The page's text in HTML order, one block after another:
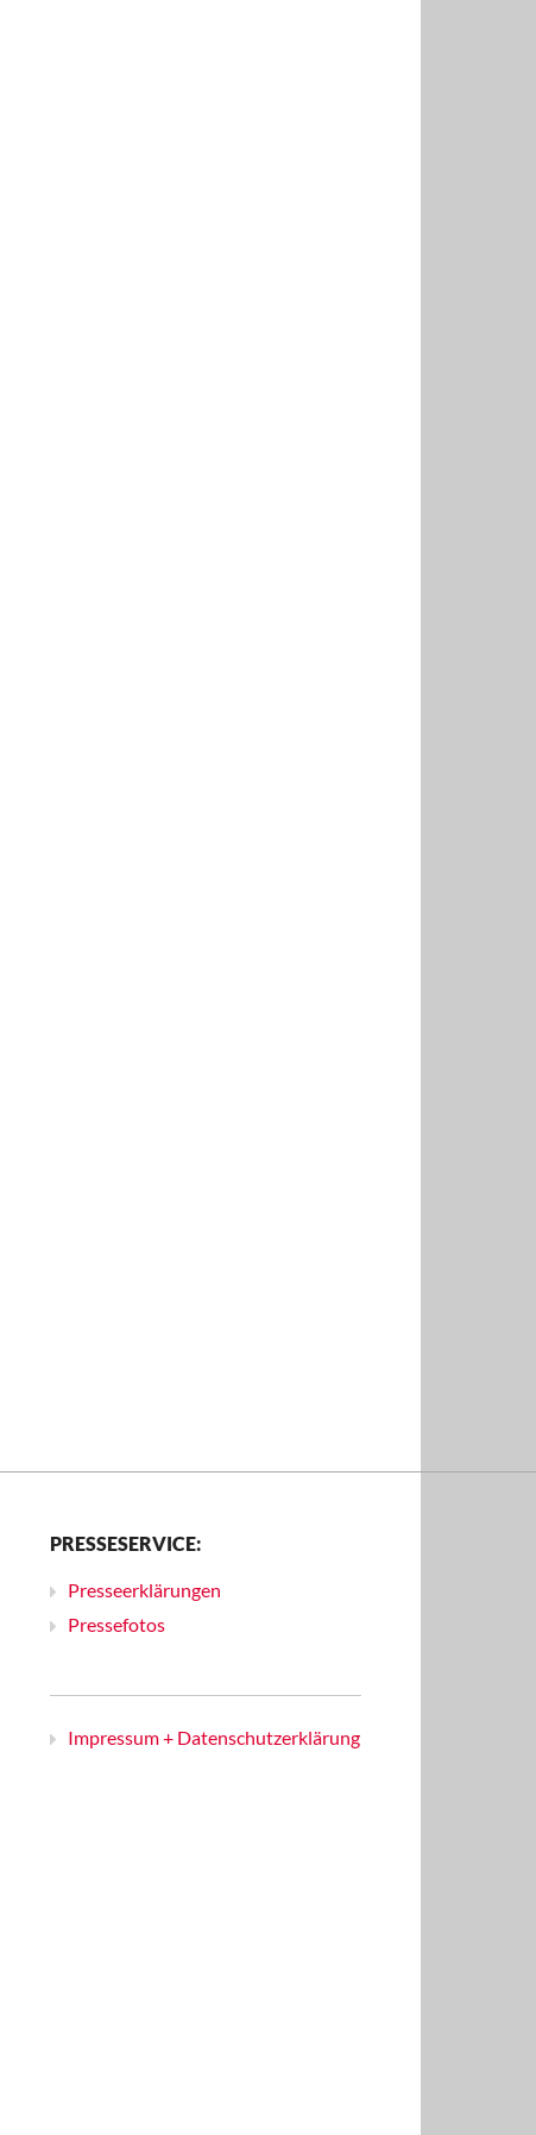
PRESSESERVICE:
Presseerklärungen
Pressefotos
Impressum + Datenschutzerklärung